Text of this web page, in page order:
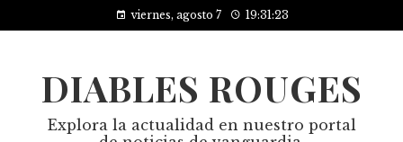
viernes, agosto 7 19:31:23
DIABLES ROUGES
Explora la actualidad en nuestro portal